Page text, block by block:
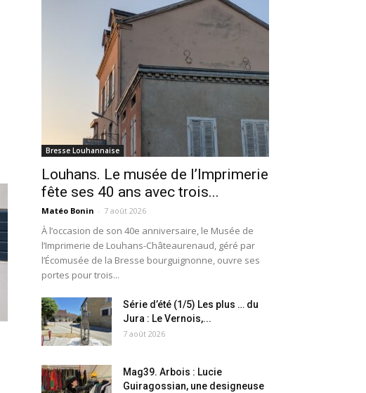
Bresse Louhannaise
Louhans. Le musée de l’Imprimerie
fête ses 40 ans avec trois...
Matéo Bonin - 7 août 2026
À l’occasion de son 40e anniversaire, le Musée de
l’Imprimerie de Louhans-Châteaurenaud, géré par
l’Écomusée de la Bresse bourguignonne, ouvre ses
portes pour trois...
Série d’été (1/5) Les plus … du
Jura : Le Vernois,...
7 août 2026
Mag39. Arbois : Lucie
Guiragossian, une designeuse